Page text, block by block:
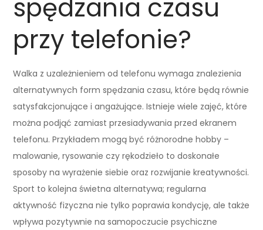
spędzania czasu
przy telefonie?
Walka z uzależnieniem od telefonu wymaga znalezienia
alternatywnych form spędzania czasu, które będą równie
satysfakcjonujące i angażujące. Istnieje wiele zajęć, które
można podjąć zamiast przesiadywania przed ekranem
telefonu. Przykładem mogą być różnorodne hobby –
malowanie, rysowanie czy rękodzieło to doskonałe
sposoby na wyrażenie siebie oraz rozwijanie kreatywności.
Sport to kolejna świetna alternatywa; regularna
aktywność fizyczna nie tylko poprawia kondycję, ale także
wpływa pozytywnie na samopoczucie psychiczne